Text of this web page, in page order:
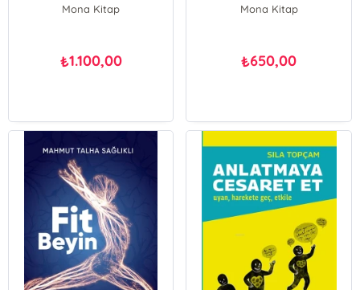
Mona Kitap
₺1.100,00
Mona Kitap
₺650,00